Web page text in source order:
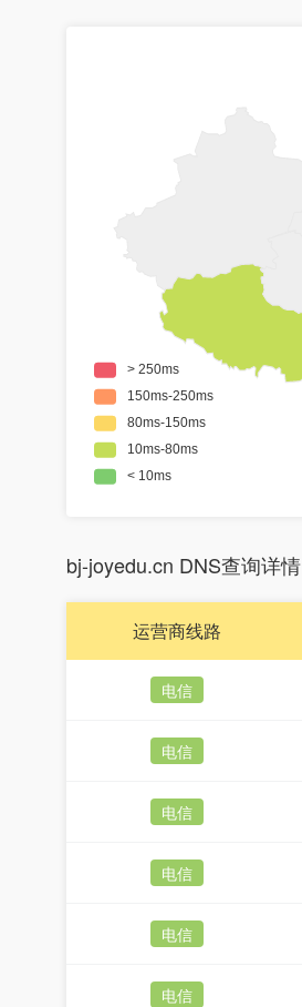
bj-joyedu.cn DNS查询详情
运营商线路
电信
电信
电信
电信
电信
电信